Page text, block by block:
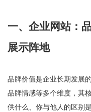
一、企业网站：
展示阵地
品牌价值是企业长期发展
品牌情感等多个维度，其
供什么、你与他人的区别